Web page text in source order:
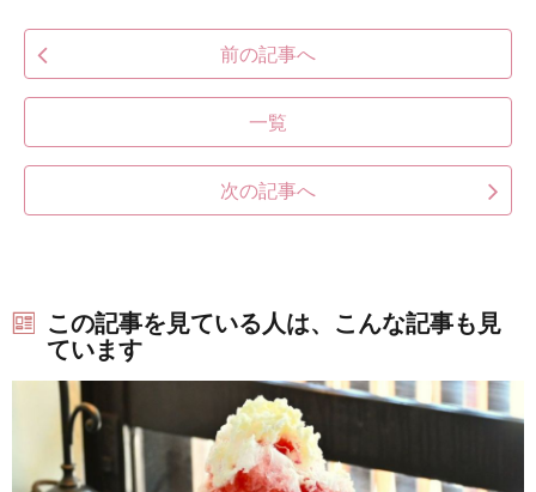
前の記事へ
一覧
次の記事へ
この記事を見ている人は、こんな記事も見
ています